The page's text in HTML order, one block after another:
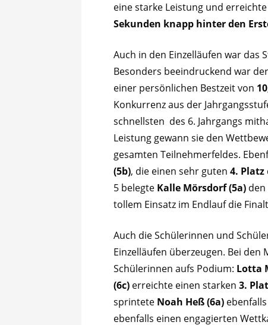
eine starke Leistung und
Sekunden knapp hinter den
Auch in den Einzelläufen war
Besonders beeindruckend war
einer persönlichen Bestzeit von
Konkurrenz aus der
schnellsten des 6. Jahrgangs
Leistung gewann sie den
gesamten Teilnehmerfeldes.
(5b), die einen sehr guten4. Platz
5 belegte Kalle Mörsdorf (5a) den
tollem Einsatz im Endlauf die
Auch die Schülerinnen und
Einzelläufen überzeugen. Bei den
Schülerinnen aufs Podium: Lotta
(6c) erreichte einen starken3.
sprintete Noah Heß (6a)
ebenfalls einen engagierten